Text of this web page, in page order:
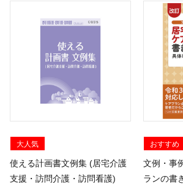
大人気
使える計画書文例集 (居宅介護
支援・訪問介護・訪問看護)
おすすめ
文例・事
ランの